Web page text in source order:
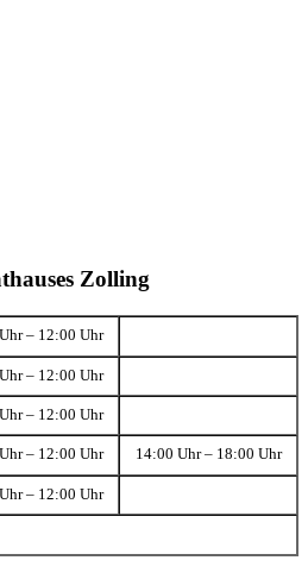
Zolling
– 12:00 Uhr
– 12:00 Uhr
– 12:00 Uhr
– 12:00 Uhr 14:00 Uhr – 18:00 Uhr
– 12:00 Uhr